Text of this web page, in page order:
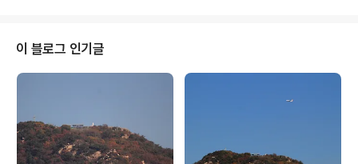
의 사례 처럼 전탑지를 유리관으로 덮어 안양사지를 방문
하는 관람객들이 쓰러진 칠층 전탑 모습을 볼수 있도록 하
면 어떨까 싶다. 경기 안양시 만안구 석수동 212-1번
실..
이 블로그 인기글